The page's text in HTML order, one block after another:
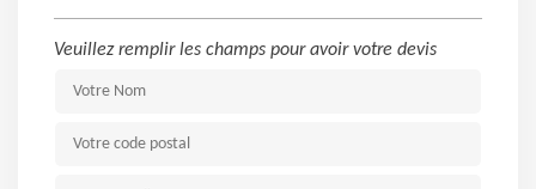
Veuillez remplir les champs pour avoir votre devis